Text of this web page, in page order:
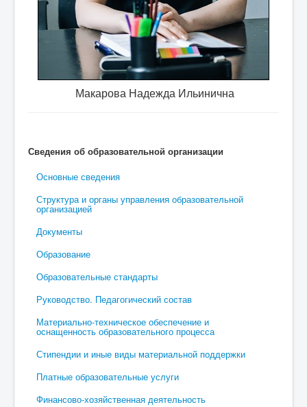
Макарова Надежда Ильинична
Сведения об образовательной организации
Основные сведения
Структура и органы управления образовательной
организацией
Документы
Образование
Образовательные стандарты
Руководство. Педагогический состав
Материально-техническое обеспечение и
оснащенность образовательного процесса
Стипендии и иные виды материальной поддержки
Платные образовательные услуги
Финансово-хозяйственная деятельность